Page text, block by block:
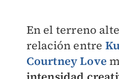
En el terreno
relación entre
Courtney Love